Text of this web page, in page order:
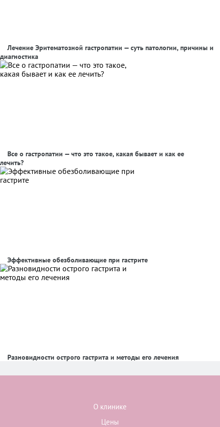
Лечение Эритематозной гастропатии — суть патологии, причины и
диагностика
Все о гастропатии — что это такое, какая бывает и как ее
лечить?
Эффективные обезболивающие при гастрите
Разновидности острого гастрита и методы его лечения
О клинике
Цены